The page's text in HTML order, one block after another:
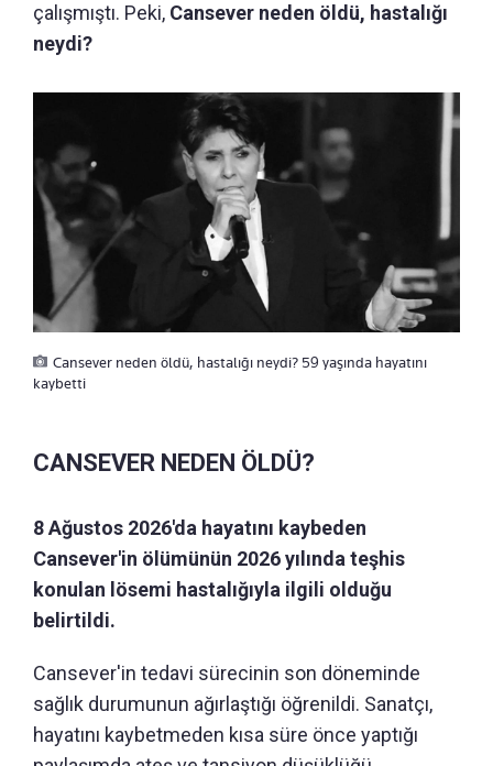
çalışmıştı. Peki, Cansever neden öldü, hastalığı
neydi?
Cansever neden öldü, hastalığı neydi? 59 yaşında hayatını
kaybetti
CANSEVER NEDEN ÖLDÜ?
8 Ağustos 2026'da hayatını kaybeden
Cansever'in ölümünün 2026 yılında teşhis
konulan lösemi hastalığıyla ilgili olduğu
belirtildi.
Cansever'in tedavi sürecinin son döneminde
sağlık durumunun ağırlaştığı öğrenildi. Sanatçı,
hayatını kaybetmeden kısa süre önce yaptığı